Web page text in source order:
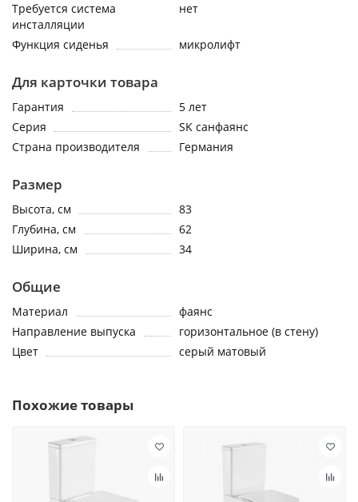
Требуется система
инсталляции
нет
Функция сиденья микролифт
Для карточки товара
Гарантия
5 лет
Серия
SK санфаянс
Страна производителя
Германия
Размер
Высота, см
83
Глубина, см
62
Ширина, см
34
Общие
Материал
фаянс
Направление выпуска
горизонтальное (в стену)
Цвет
серый матовый
Похожие товары